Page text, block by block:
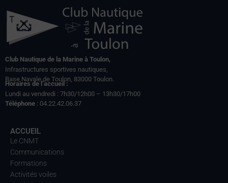
Club Nautique de la Marine à Toulon,
Infrastructures sportives nautiques,
Base Navale de Toulon, 83000 Toulon.
Horaires de l’accueil :
Lundi au vendredi : 7h30/12h00 – 13h30/17h00
Téléphone : 04.22.42.06.37
ACCUEIL
Le CNMT
Communications
Formations
Activités voiles